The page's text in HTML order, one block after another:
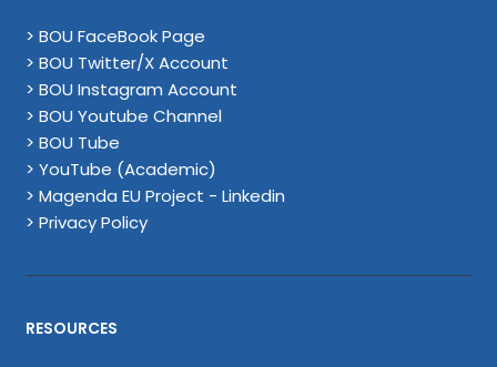
> BOU FaceBook Page
> BOU Twitter/X Account
> BOU Instagram Account
> BOU Youtube Channel
> BOU Tube
> YouTube (Academic)
> Magenda EU Project - Linkedin
> Privacy Policy
RESOURCES